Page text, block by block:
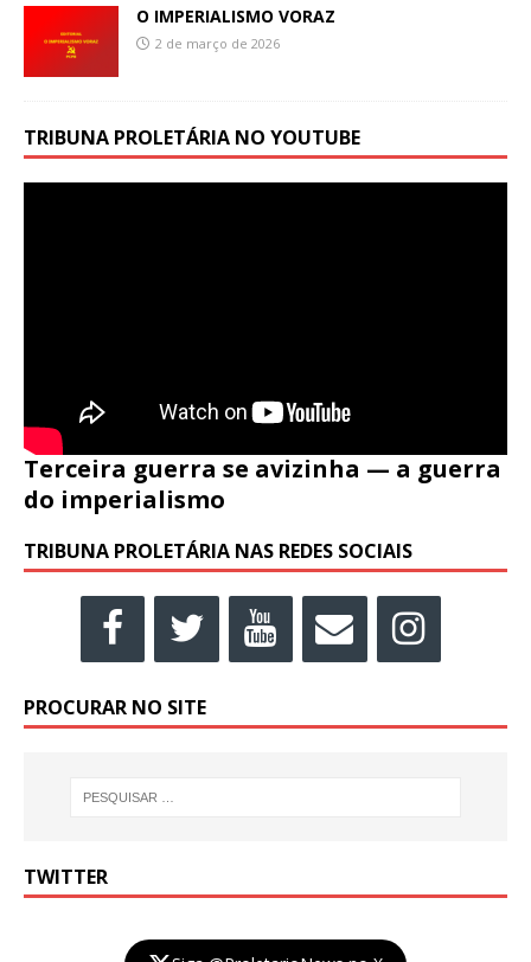
O IMPERIALISMO VORAZ
2 de março de 2026
TRIBUNA PROLETÁRIA NO YOUTUBE
Terceira guerra se avizinha — a guerra
do imperialismo
TRIBUNA PROLETÁRIA NAS REDES SOCIAIS
PROCURAR NO SITE
TWITTER